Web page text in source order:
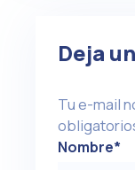
Deja
Tu e-mail
Nombre*